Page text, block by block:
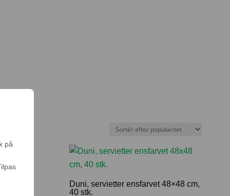
Duni, servietter ensfarvet 48×48 cm,
40 stk.
på